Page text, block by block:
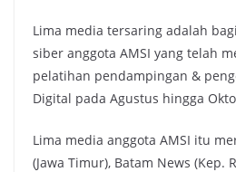
Lima media tersaring adalah
siber anggota AMSI yang telah
pelatihan pendampingan &
Digital pada Agustus hingga
Lima media anggota AMSI itu
(Jawa Timur), Batam News (Kep.